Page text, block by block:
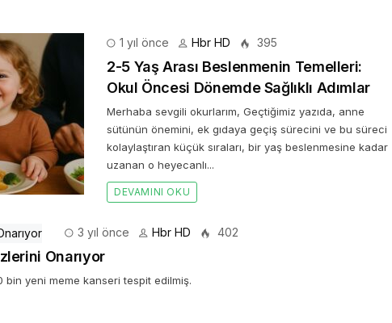
1 yıl önce Hbr HD 395
2-5 Yaş Arası Beslenmenin Temelleri:
Okul Öncesi Dönemde Sağlıklı Adımlar
Merhaba sevgili okurlarım, Geçtiğimiz yazıda, anne
sütünün önemini, ek gıdaya geçiş sürecini ve bu süreci
kolaylaştıran küçük sıraları, bir yaş beslenmesine kadar
uzanan o heyecanlı...
DEVAMINI OKU
3 yıl önce Hbr HD 402
Onarıyor
bin yeni meme kanseri tespit edilmiş.